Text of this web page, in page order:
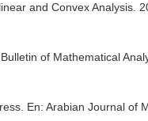
and Convex Analysis .
of Mathematical
En: Arabian Journal of